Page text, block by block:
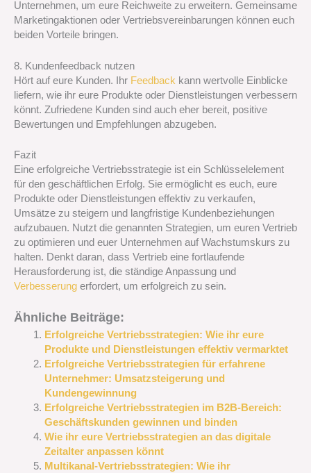
Unternehmen, um eure Reichweite zu erweitern. Gemeinsame
Marketingaktionen oder Vertriebsvereinbarungen können euch
beiden Vorteile bringen.
8. Kundenfeedback nutzen
Hört auf eure Kunden. Ihr Feedback kann wertvolle Einblicke
liefern, wie ihr eure Produkte oder Dienstleistungen verbessern
könnt. Zufriedene Kunden sind auch eher bereit, positive
Bewertungen und Empfehlungen abzugeben.
Fazit
Eine erfolgreiche Vertriebsstrategie ist ein Schlüsselelement
für den geschäftlichen Erfolg. Sie ermöglicht es euch, eure
Produkte oder Dienstleistungen effektiv zu verkaufen,
Umsätze zu steigern und langfristige Kundenbeziehungen
aufzubauen. Nutzt die genannten Strategien, um euren Vertrieb
zu optimieren und euer Unternehmen auf Wachstumskurs zu
halten. Denkt daran, dass Vertrieb eine fortlaufende
Herausforderung ist, die ständige Anpassung und
Verbesserung erfordert, um erfolgreich zu sein.
Ähnliche Beiträge:
Erfolgreiche Vertriebsstrategien: Wie ihr eure
Produkte und Dienstleistungen effektiv vermarktet
Erfolgreiche Vertriebsstrategien für erfahrene
Unternehmer: Umsatzsteigerung und
Kundengewinnung
Erfolgreiche Vertriebsstrategien im B2B-Bereich:
Geschäftskunden gewinnen und binden
Wie ihr eure Vertriebsstrategien an das digitale
Zeitalter anpassen könnt
Multikanal-Vertriebsstrategien: Wie ihr